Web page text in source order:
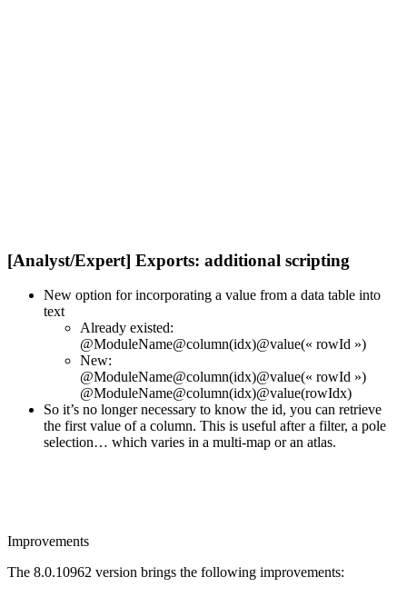
[Analyst/Expert] Exports: additional scripting
New option for incorporating a value from a data table into
text
Already existed:
@ModuleName@column(idx)@value(« rowId »)
New:
@ModuleName@column(idx)@value(« rowId »)
@ModuleName@column(idx)@value(rowIdx)
So it’s no longer necessary to know the id, you can retrieve
the first value of a column. This is useful after a filter, a pole
selection… which varies in a multi-map or an atlas.
Improvements
The 8.0.10962 version brings the following improvements: